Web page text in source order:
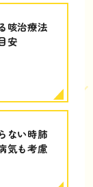
咳治療法
安
ない時肺
気も考慮